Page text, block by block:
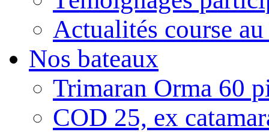
Actualités course
Nos bateaux
Trimaran Orma 60
COD 25, ex